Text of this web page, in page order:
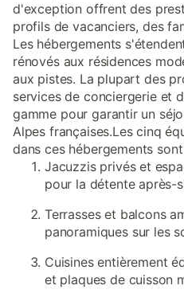
d'exception offrent des
profils de vacanciers, des
Les hébergements
rénovés aux résidences
aux pistes. La plupart des
services de conciergerie et
gamme pour garantir un
Alpes françaises.Les cinq
dans ces hébergements
Jacuzzis privés et
pour la détente après-
Terrasses et balcons
panoramiques sur les
Cuisines entièrement
et plaques de cuisson